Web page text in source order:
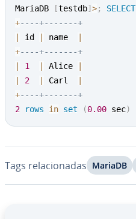
MariaDB [testdb] >; SELECT
+----+-------+
id name
+----+-------+
1 Alice
2 Carl
+----+-------+
2
rows in set (0.00 sec)
Tags re­la­ci­o­na­das MariaDB